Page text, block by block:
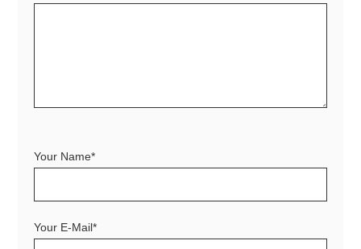
Your Name*
Your E-Mail*